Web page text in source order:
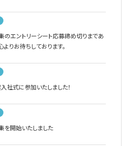
エントリーシート応募締め切りまであ
りお待ちしております。
社式に参加いたしました！
開始いたしました